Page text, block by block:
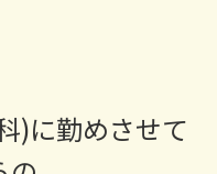
)に勤めさせて